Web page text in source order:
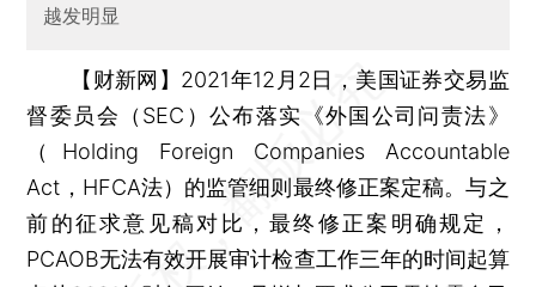
越发明显
【财新网】 2021年12月2日，美国证券交易监
督委员会（SEC）公布落实《外国公司问责法》
（Holding Foreign Companies Accountable
Act，HFCA法）的监管细则最终修正案定稿。与之
前的征求意见稿对比，最终修正案明确规定，
PCAOB无法有效开展审计检查工作三年的时间起算